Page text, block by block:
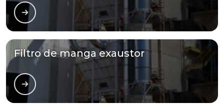
Filtro de manga exaustor